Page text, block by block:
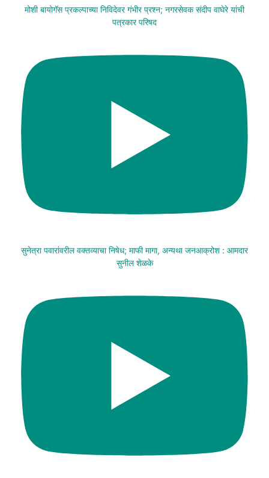
मोशी बायोगॅस प्रकल्पाच्या निविदेवर गंभीर प्रश्न; नगरसेवक संदीप वाघेरे यांची
पत्रकार परिषद
सुनेत्रा पवारांवरील वक्तव्याचा निषेध; माफी मागा, अन्यथा जनआक्रोश : आमदार
सुनील शेळके